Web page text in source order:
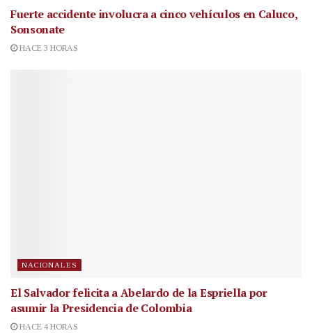
Fuerte accidente involucra a cinco vehículos en Caluco,
Sonsonate
HACE 3 HORAS
NACIONALES
El Salvador felicita a Abelardo de la Espriella por
asumir la Presidencia de Colombia
HACE 4 HORAS